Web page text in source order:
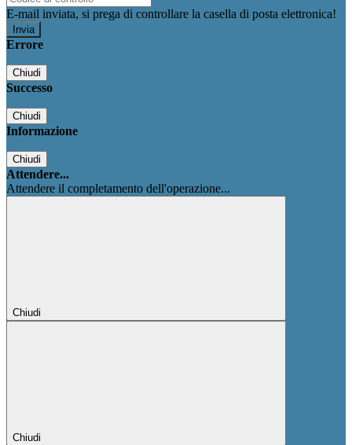
E-mail inviata, si prega di controllare la casella di posta elettronica!
Errore
Chiudi
Successo
Chiudi
Informazione
Chiudi
Attendere...
Attendere il completamento dell'operazione...
Chiudi
Chiudi